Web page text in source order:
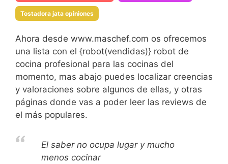
Tostadora jata opiniones
Ahora desde www.maschef.com os ofrecemos
una lista con el {robot(vendidas)} robot de
cocina profesional para las cocinas del
momento, mas abajo puedes localizar creencias
y valoraciones sobre algunos de ellas, y otras
páginas donde vas a poder leer las reviews de
el más populares.
El saber no ocupa lugar y mucho
menos cocinar